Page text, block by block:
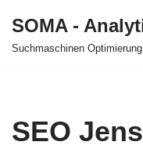
Zum
SOMA -
Suchmaschinen
SEO Jens